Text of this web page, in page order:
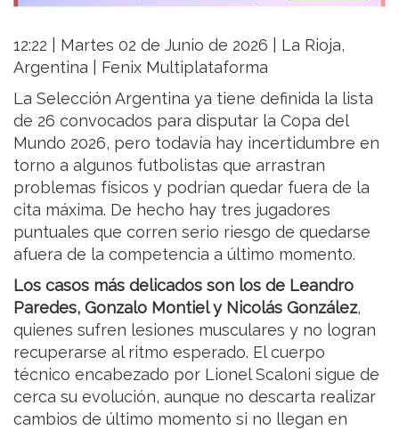
12:22 | Martes 02 de Junio de 2026 | La Rioja,
Argentina | Fenix Multiplataforma
La Selección Argentina ya tiene definida la lista
de 26 convocados para disputar la Copa del
Mundo 2026, pero todavía hay incertidumbre en
torno a algunos futbolistas que arrastran
problemas físicos y podrían quedar fuera de la
cita máxima. De hecho hay tres jugadores
puntuales que corren serio riesgo de quedarse
afuera de la competencia a último momento.
Los casos más delicados son los de Leandro
Paredes, Gonzalo Montiel y Nicolás González,
quienes sufren lesiones musculares y no logran
recuperarse al ritmo esperado. El cuerpo
técnico encabezado por Lionel Scaloni sigue de
cerca su evolución, aunque no descarta realizar
cambios de último momento si no llegan en